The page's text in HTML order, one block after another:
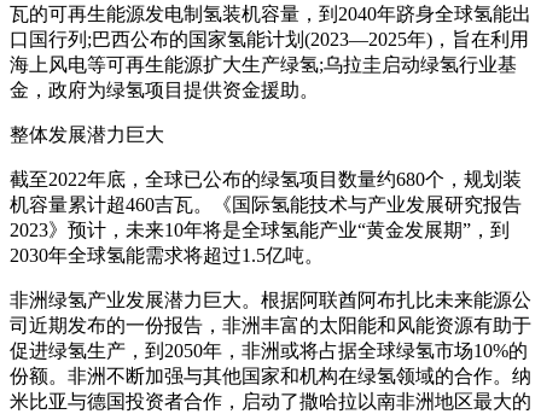
瓦的可再生能源发电制氢装机容量，到2040年跻身全球氢能出
口国行列;巴西公布的国家氢能计划(2023—2025年)，旨在利用
海上风电等可再生能源扩大生产绿氢;乌拉圭启动绿氢行业基
金，政府为绿氢项目提供资金援助。
整体发展潜力巨大
截至2022年底，全球已公布的绿氢项目数量约680个，规划装
机容量累计超460吉瓦。《国际氢能技术与产业发展研究报告
2023》预计，未来10年将是全球氢能产业“黄金发展期”，到
2030年全球氢能需求将超过1.5亿吨。
非洲绿氢产业发展潜力巨大。根据阿联酋阿布扎比未来能源公
司近期发布的一份报告，非洲丰富的太阳能和风能资源有助于
促进绿氢生产，到2050年，非洲或将占据全球绿氢市场10%的
份额。非洲不断加强与其他国家和机构在绿氢领域的合作。纳
米比亚与德国投资者合作，启动了撒哈拉以南非洲地区最大的